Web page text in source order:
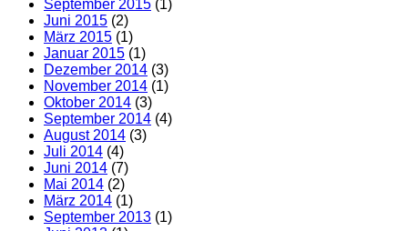
September 2015 (1)
Juni 2015 (2)
März 2015 (1)
Januar 2015 (1)
Dezember 2014 (3)
November 2014 (1)
Oktober 2014 (3)
September 2014 (4)
August 2014 (3)
Juli 2014 (4)
Juni 2014 (7)
Mai 2014 (2)
März 2014 (1)
September 2013 (1)